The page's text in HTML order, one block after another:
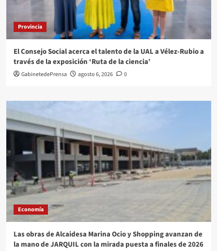
Provincia
El Consejo Social acerca el talento de la UAL a Vélez-Rubio a
través de la exposición ‘Ruta de la ciencia’
GabinetedePrensa agosto 6, 2026 0
Economía
Las obras de Alcaidesa Marina Ocio y Shopping avanzan de
la mano de JARQUIL con la mirada puesta a finales de 2026